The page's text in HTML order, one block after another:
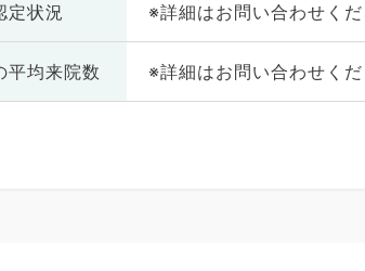
定状況 ※詳細はお問い合わせく
平均来院数 ※詳細はお問い合わせく